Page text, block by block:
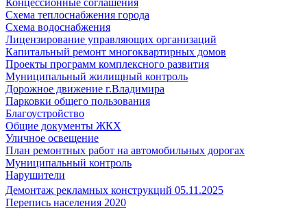
Концессионные соглашения
Схема теплоснабжения города
Схема водоснабжения
Лицензирование управляющих организаций
Капитальный ремонт многоквартирных домов
Проекты программ комплексного развития
Муниципальный жилищный контроль
Дорожное движение г.Владимира
Парковки общего пользования
Благоустройство
Общие документы ЖКХ
Уличное освещение
План ремонтных работ на автомобильных дорогах
Муниципальный контроль
Нарушители
Демонтаж рекламных конструкций 05.11.2025
Перепись населения 2020